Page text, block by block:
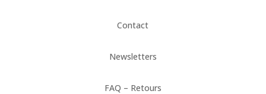
Contact
Newsletters
FAQ – Retours